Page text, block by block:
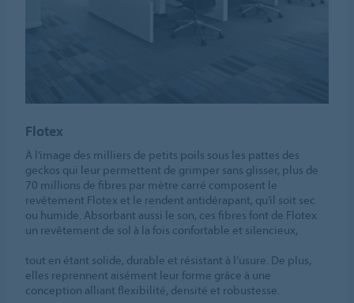
Flotex
À l’image des milliers de petits poils sous les pattes des
geckos qui leur permettent de grimper sans glisser, plus de
70 millions de fibres par mètre carré composent le
revêtement Flotex et le rendent antidérapant, qu’il soit sec
ou humide. Absorbant aussi le son, ces fibres font de Flotex
un revêtement de sol à la fois confortable et silencieux,
tout en étant solide, durable et résistant à l’usure. De plus,
elles reprennent aisément leur forme grâce à une
conception alliant flexibilité, densité et robustesse.